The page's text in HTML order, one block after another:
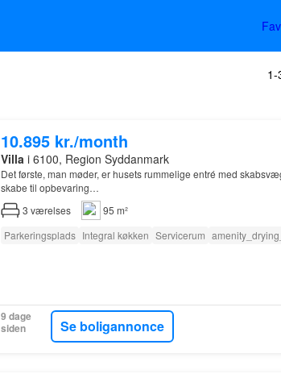
1-
10.895 kr./month
Villai 6100, Region Syddanmark
Det første, man møder, er husets rummelige entré med
skabe til opbevaring…
3 værelses
95 m²
Parkeringsplads Integral køkken Servicerum
9 dage
siden
Se boligannonce